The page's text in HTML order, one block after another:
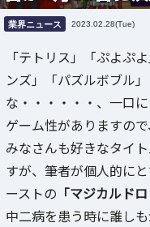
業界ニュース 2023.02.28(Tue)
「テトリス」「ぷよぷ
ンズ」「パズルボブル
な・・・・・・、一口
ゲーム性がありますの
みなさんも好きなタイ
すが、筆者が個人的に
ーストの 「マジカルド
中二病を患う時に誰し